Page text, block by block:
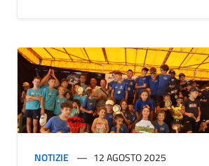
NOTIZIE 12 AGOSTO 2025